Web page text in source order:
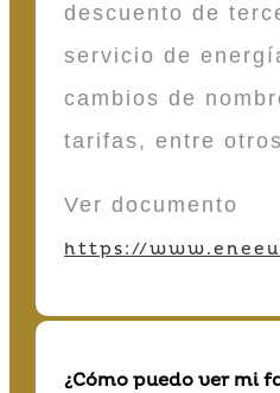
descuento de
servicio de
cambios de
tarifas, entre
Ver documento
https://
¿Cómo puedo ver mi